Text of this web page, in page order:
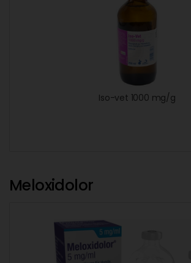
Iso-vet 1000 mg/g
Meloxidolor